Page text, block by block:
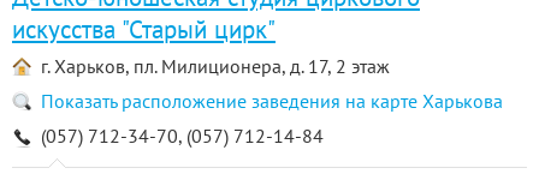
искусства "Старый цирк"
г. Харьков, пл. Милиционера, д. 17, 2 этаж
Показать расположение заведения на карте Харькова
(057) 712-34-70, (057) 712-14-84